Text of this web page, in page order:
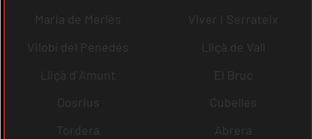
Maria de Merlès
Viver i Serrateix
Vilobí del Penedès
Lliçà de Vall
Lliçà d´Amunt
El Bruc
Dosrius
Cubelles
Tordera
Abrera